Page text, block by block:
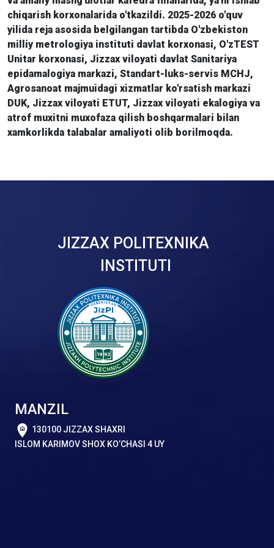
chiqarish korxonalarida o'tkazildi. 2025-2026 o'quv
yilida reja asosida belgilangan tartibda O'zbekiston
milliy metrologiya instituti davlat korxonasi, O'zTEST
Unitar korxonasi, Jizzax viloyati davlat Sanitariya
epidamalogiya markazi, Standart-luks-servis MCHJ,
Agrosanoat majmuidagi xizmatlar ko'rsatish markazi
DUK, Jizzax viloyati ETUT, Jizzax viloyati ekalogiya va
atrof muxitni muxofaza qilish boshqarmalari bilan
xamkorlikda talabalar amaliyoti olib borilmoqda.
JIZZAX POLITEXNIKA
INSTITUTI
MANZIL
130100 JIZZAX SHAXRI
ISLOM KARIMOV SHOX KO’CHASI 4 UY